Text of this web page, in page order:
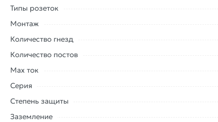
Типы розеток
Монтаж
Количество гнезд
Количество постов
Max ток
Серия
Степень защиты
Заземление